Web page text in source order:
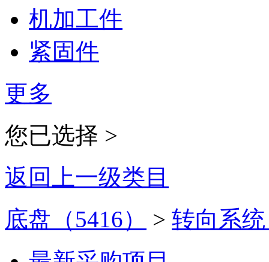
机加工件
紧固件
更多
您已选择 >
返回上一级类目
底盘（5416）
> 转向系